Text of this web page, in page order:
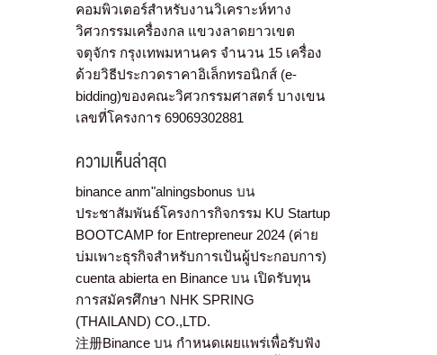
คอมพิวเตอร์สำหรับงานวิเคราะห์ทาง
วิศวกรรมเครื่องกล แขวงลาดยาวเขต
จตุจักร กรุงเทพมหานคร จำนวน 15 เครื่อง
ด้วยวิธีประกวดราคาอิเล็กทรอนิกส์ (e-
bidding)ของคณะวิศวกรรมศาสตร์ บางเขน
เลขที่โครงการ 69069302881
ความเห็นล่าสุด
binance anm"alningsbonus บน
ประชาสัมพันธ์โครงการกิจกรรม KU Startup
BOOTCAMP for Entrepreneur 2024 (ค่าย
บ่มเพาะธุรกิจสำหรับการเป้นผู้ประกอบการ)
cuenta abierta en Binance บน เปิดรับทุน
การสมัครศึกษา NHK SPRING
(THAILAND) CO.,LTD.
注册Binance บน กำหนดเผยแพร่เพื่อรับฟัง